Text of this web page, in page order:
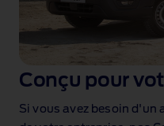
Conçu pour
Si vous avez besoin d'un